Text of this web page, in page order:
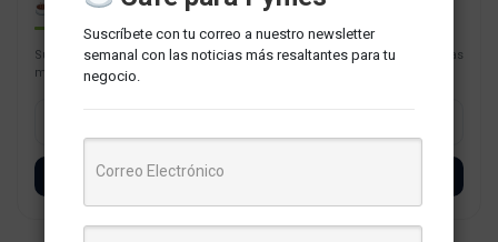
CAFÉ PARA PYMES
Suscríbete con tu correo a nuestro newsletter semanal con las noticias
más resaltantes para tu negocio.
SUSCRÍBETE
Suscríbete con tu correo a nuestro newsletter
semanal con las noticias más resaltantes para tu
negocio.